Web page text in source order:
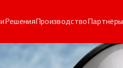
РешенияПроизводствоПартнёры